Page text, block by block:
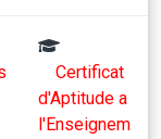
Certificat
d'Aptitude a
l'Enseignem